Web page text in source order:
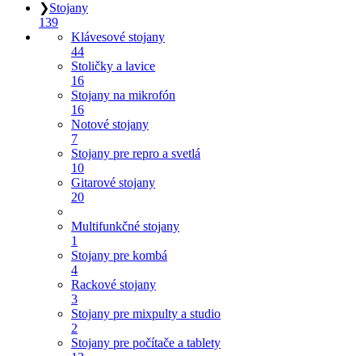
❯Stojany
139
Klávesové stojany
44
Stoličky a lavice
16
Stojany na mikrofón
16
Notové stojany
7
Stojany pre repro a svetlá
10
Gitarové stojany
20
Multifunkčné stojany
1
Stojany pre kombá
4
Rackové stojany
3
Stojany pre mixpulty a studio
2
Stojany pre počítače a tablety